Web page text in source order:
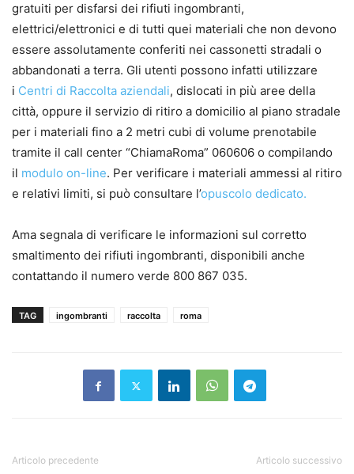
gratuiti per disfarsi dei rifiuti ingombranti,
elettrici/elettronici e di tutti quei materiali che non devono
essere assolutamente conferiti nei cassonetti stradali o
abbandonati a terra. Gli utenti possono infatti utilizzare
i Centri di Raccolta aziendali, dislocati in più aree della
città, oppure il servizio di ritiro a domicilio al piano stradale
per i materiali fino a 2 metri cubi di volume prenotabile
tramite il call center “ChiamaRoma” 060606 o compilando
il modulo on-line. Per verificare i materiali ammessi al ritiro
e relativi limiti, si può consultare l’opuscolo dedicato.
Ama segnala di verificare le informazioni sul corretto
smaltimento dei rifiuti ingombranti, disponibili anche
contattando il numero verde 800 867 035.
TAG ingombranti raccolta roma
Articolo precedente Articolo successivo